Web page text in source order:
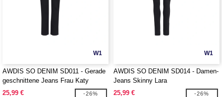
W1
AWDIS SO DENIM SD011 - Gerade
geschnittene Jeans Frau Katy
25,99 €
-26%
W1
AWDIS SO DENIM SD014 - Damen-
Jeans Skinny Lara
25,99 €
-26%